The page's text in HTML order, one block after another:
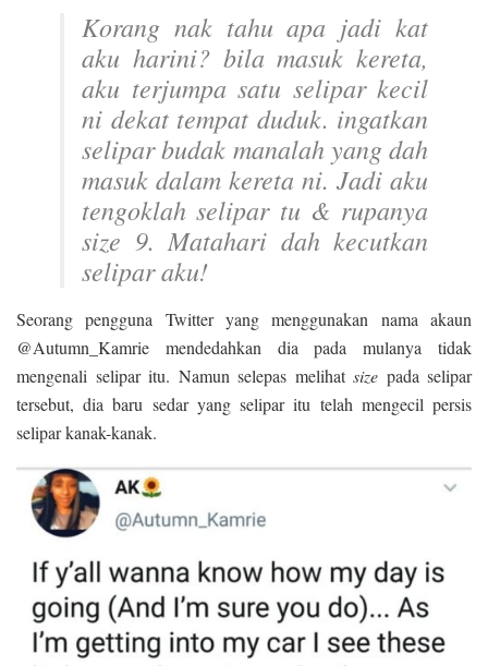
Korang nak tahu apa jadi kat
aku harini? bila masuk kereta,
aku terjumpa satu selipar kecil
ni dekat tempat duduk. ingatkan
selipar budak manalah yang dah
masuk dalam kereta ni. Jadi aku
tengoklah selipar tu & rupanya
size 9. Matahari dah kecutkan
selipar aku!
Seorang pengguna Twitter yang menggunakan nama akaun
@Autumn_Kamrie mendedahkan dia pada mulanya tidak
mengenali selipar itu. Namun selepas melihat size pada selipar
tersebut, dia baru sedar yang selipar itu telah mengecil persis
selipar kanak-kanak.